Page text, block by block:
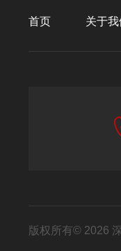
首页 关于我
版权所有© 2026